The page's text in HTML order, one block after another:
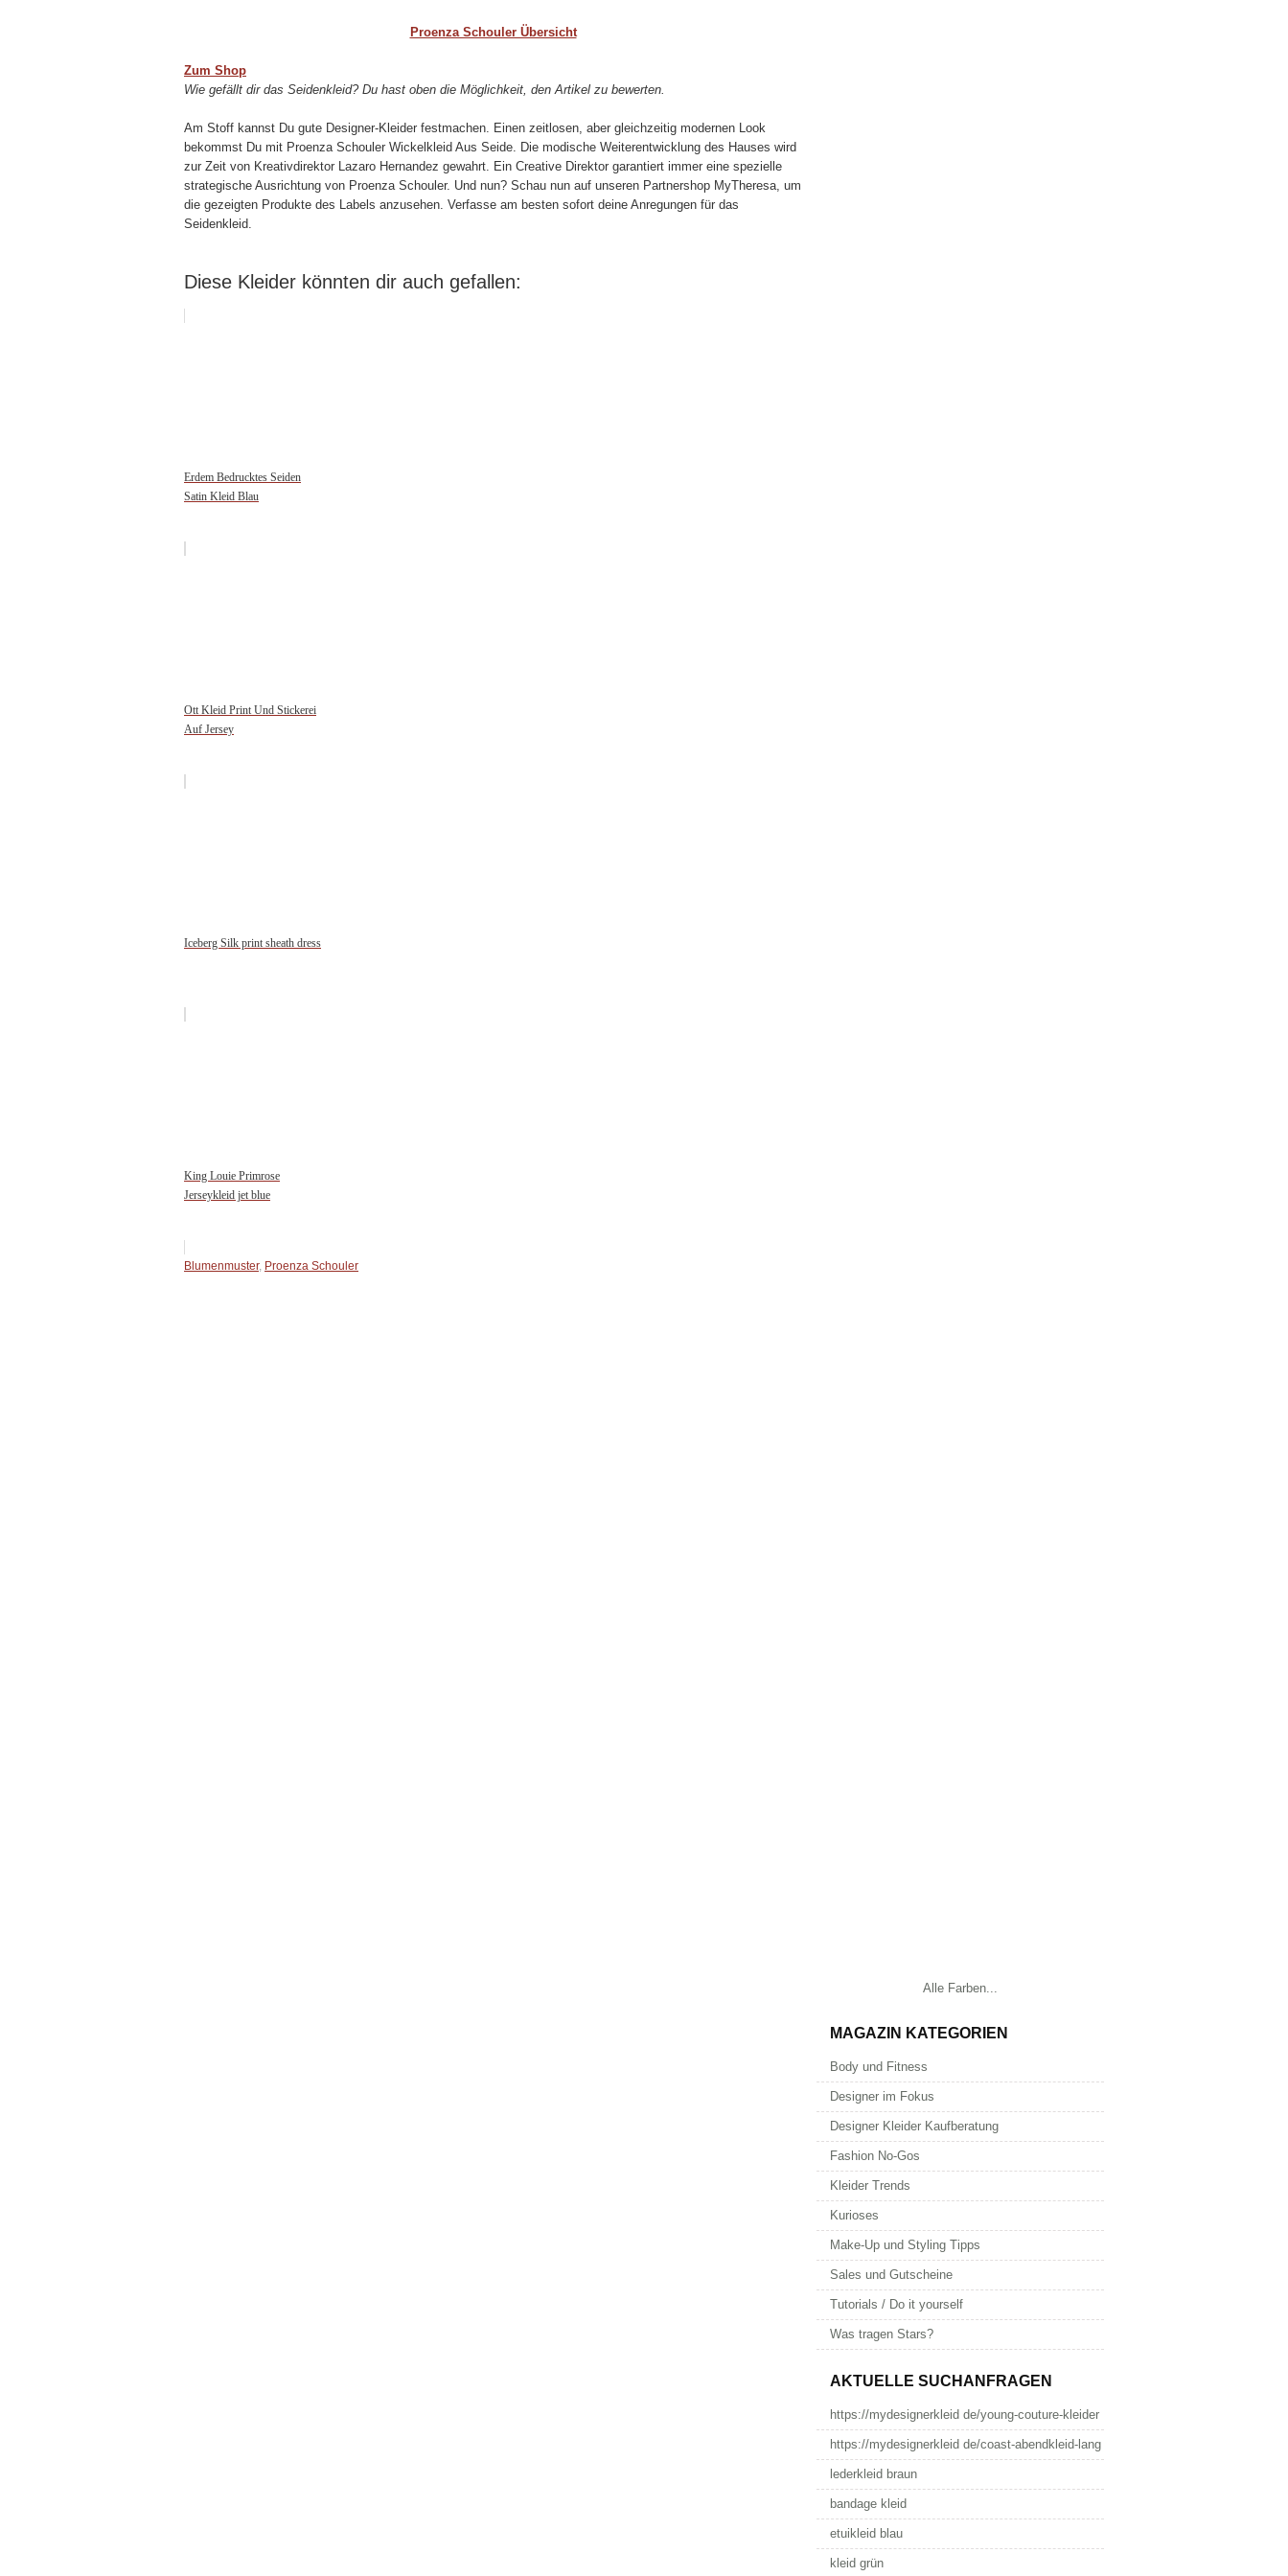
Proenza Schouler Übersicht
Zum Shop
Wie gefällt dir das Seidenkleid? Du hast oben die Möglichkeit, den Artikel zu bewerten.
Am Stoff kannst Du gute Designer-Kleider festmachen. Einen zeitlosen, aber gleichzeitig modernen Look
bekommst Du mit Proenza Schouler Wickelkleid Aus Seide. Die modische Weiterentwicklung des Hauses wird
zur Zeit von Kreativdirektor Lazaro Hernandez gewahrt. Ein Creative Direktor garantiert immer eine spezielle
strategische Ausrichtung von Proenza Schouler. Und nun? Schau nun auf unseren Partnershop MyTheresa, um
die gezeigten Produkte des Labels anzusehen. Verfasse am besten sofort deine Anregungen für das
Seidenkleid.
Diese Kleider könnten dir auch gefallen:
Erdem Bedrucktes Seiden
Satin Kleid Blau
Ott Kleid Print Und Stickerei
Auf Jersey
Iceberg Silk print sheath dress
King Louie Primrose
Jerseykleid jet blue
Blumenmuster, Proenza Schouler
Alle Farben...
MAGAZIN KATEGORIEN
Body und Fitness
Designer im Fokus
Designer Kleider Kaufberatung
Fashion No-Gos
Kleider Trends
Kurioses
Make-Up und Styling Tipps
Sales und Gutscheine
Tutorials / Do it yourself
Was tragen Stars?
AKTUELLE SUCHANFRAGEN
https://mydesignerkleid de/young-couture-kleider
https://mydesignerkleid de/coast-abendkleid-lang
lederkleid braun
bandage kleid
etuikleid blau
kleid grün